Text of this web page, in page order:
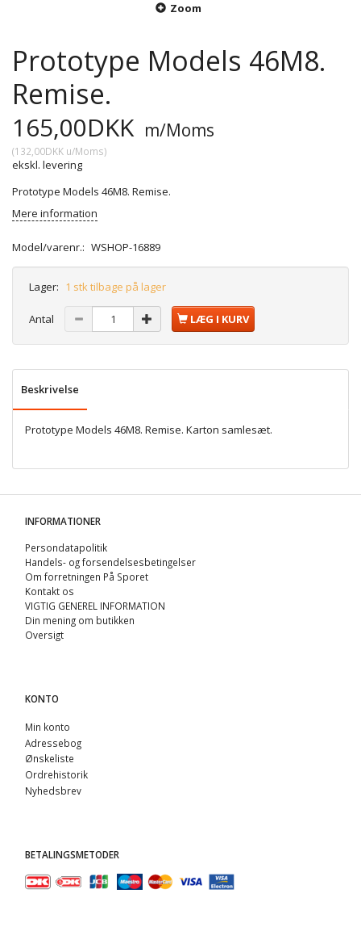
Zoom
Prototype Models 46M8.
Remise.
165,00DKK m/Moms
(132,00DKK u/Moms)
ekskl. levering
Prototype Models 46M8. Remise.
Mere information
Model/varenr.: WSHOP-16889
Lager: 1 stk tilbage på lager
Antal LÆG I KURV
Beskrivelse
Prototype Models 46M8. Remise. Karton samlesæt.
INFORMATIONER
Persondatapolitik
Handels- og forsendelsesbetingelser
Om forretningen På Sporet
Kontakt os
VIGTIG GENEREL INFORMATION
Din mening om butikken
Oversigt
KONTO
Min konto
Adressebog
Ønskeliste
Ordrehistorik
Nyhedsbrev
BETALINGSMETODER